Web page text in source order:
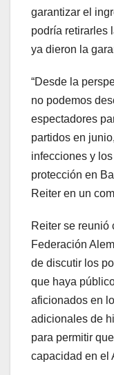
garantizar el
podría retirarles
ya dieron la
“Desde la
no podemos
espectadores
partidos en
infecciones y
protección en
Reiter en un
Reiter se reunió
Federación
de discutir los
que haya
aficionados en
adicionales de
para permitir
capacidad en el